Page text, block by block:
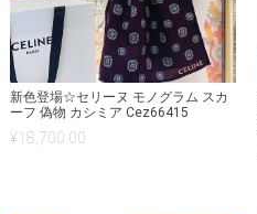
新色登場☆セリーヌ モノグラム スカ
ーフ 偽物 カシミア Cez66415
¥18,700.00